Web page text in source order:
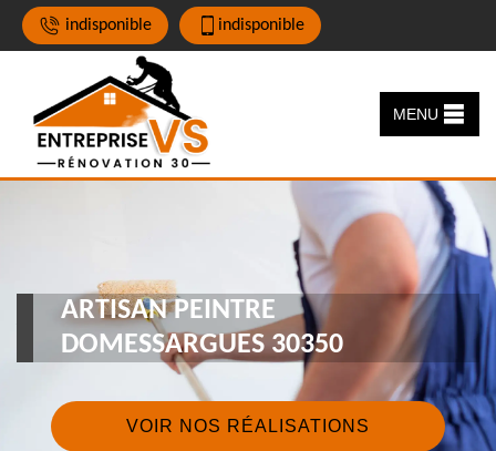
indisponible indisponible
MENU
ARTISAN PEINTRE
DOMESSARGUES 30350
VOIR NOS RÉALISATIONS